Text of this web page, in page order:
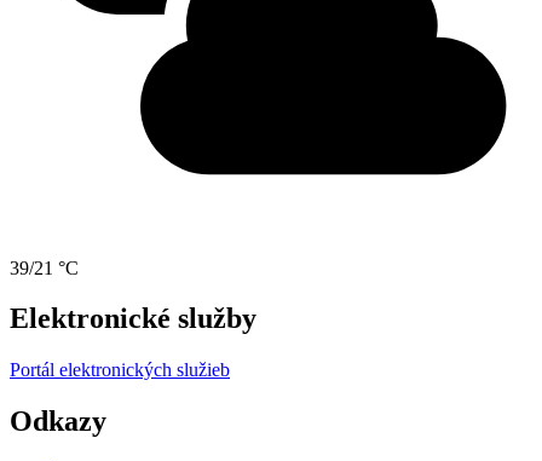
39/21 °C
Elektronické služby
Portál elektronických služieb
Odkazy